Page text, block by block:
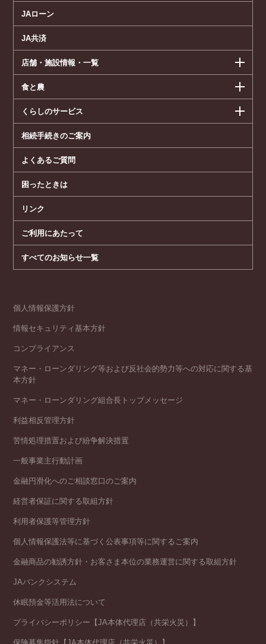
JAローン
JA共済
店舗・施設情報・一覧
食と農
くらしのサービス
相続手続きのご案内
よくあるご質問
困ったときは
リンク
ご利用にあたって
すべてのお知らせ一覧
個人情報保護方針
情報セキュリティ基本方針
コンプライアンス
マネー・ローンダリング等および反社会的勢力等への対応に関する基
本方針
マネー・ローンダリング組合長トップメッセージ
利益相反管理方針
苦情処理措置および紛争解決措置
一般事業主行動計画
金融円滑化へのご相談窓口のご案内
経営者保証に関する取組方針
利用者保護等管理方針
個人情報保護法等に基づく公表事項等に関するご案内
金融商品の勧誘方針・お客さま本位の業務運営に関する取組方針
JAバンクシステム
休眠預金等活用法について
プライバシーポリシー【JA本体代理店（共栄火災）】